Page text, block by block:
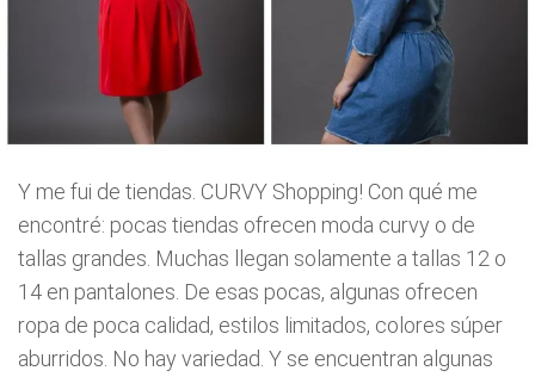
Y me fui de tiendas. CURVY Shopping! Con qué me
encontré: pocas tiendas ofrecen moda curvy o de
tallas grandes. Muchas llegan solamente a tallas 12 o
14 en pantalones. De esas pocas, algunas ofrecen
ropa de poca calidad, estilos limitados, colores súper
aburridos. No hay variedad. Y se encuentran algunas